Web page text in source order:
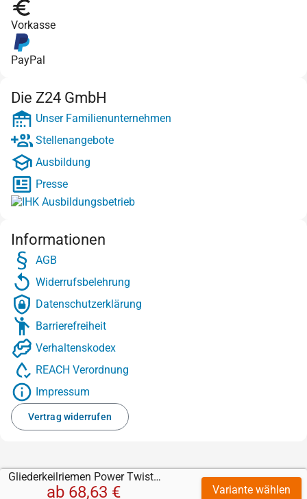
Gliederkeilriemen Power Twist Plus
ab 68,63 € Variante wählen
Vorkasse
PayPal
Die Z24 GmbH
Unser Familienunternehmen
Stellenangebote
Ausbildung
Presse
Informationen
AGB
Widerrufsbelehrung
Datenschutzerklärung
Barrierefreiheit
Verhaltenskodex
REACH Verordnung
Impressum
Vertrag widerrufen